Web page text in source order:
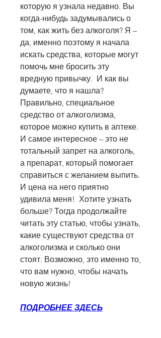
которую я узнала недавно. Вы
когда-нибудь задумывались о
том, как жить без алкоголя? Я –
да, именно поэтому я начала
искать средства, которые могут
помочь мне бросить эту
вредную привычку.  И как вы
думаете, что я нашла?
Правильно, специальное
средство от алкоголизма,
которое можно купить в аптеке.
И самое интересное – это не
тотальный запрет на алкоголь,
а препарат, который помогает
справиться с желанием выпить.
И цена на него приятно
удивила меня!  Хотите узнать
больше? Тогда продолжайте
читать эту статью, чтобы узнать,
какие существуют средства от
алкоголизма и сколько они
стоят. Возможно, это именно то,
что вам нужно, чтобы начать
новую жизнь!
ПОДРОБНЕЕ ЗДЕСЬ